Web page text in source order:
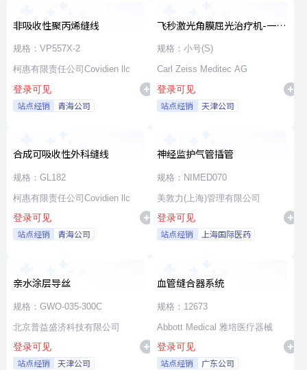
非吸收性聚丙烯缝线
规格：VP557X-2
柯惠有限责任公司Covidien llc
登录可见
站点经销 青海公司
飞秒激光角膜屈光治疗机-一次
性使用无菌治疗包
规格：小号(S)
Carl Zeiss Meditec AG
登录可见
站点经销 天津公司
合成可吸收性外科缝线
规格：GL182
柯惠有限责任公司Covidien llc
登录可见
站点经销 青海公司
神经监护气管插管
规格：NIMED070
美敦力(上海)管理有限公司
登录可见
站点经销 上海国际医药
亲水涂层导丝
规格：GWO-035-300C
北京普益盛济科技有限公司
登录可见
站点经销 天津公司
血管缝合器系统
规格：12673
Abbott Medical 雅培医疗器械
登录可见
站点经销 广东公司